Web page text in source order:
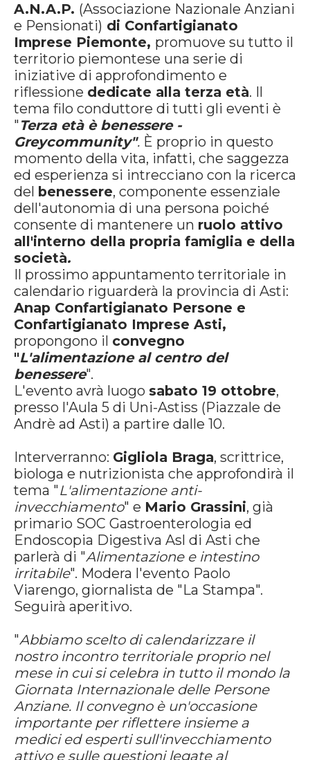
A.N.A.P. (Associazione Nazionale Anziani
e Pensionati) di Confartigianato
Imprese Piemonte, promuove su tutto il
territorio piemontese una serie di
iniziative di approfondimento e
riflessione dedicate alla terza età. Il
tema filo conduttore di tutti gli eventi è
"Terza età è benessere -
Greycommunity". È proprio in questo
momento della vita, infatti, che saggezza
ed esperienza si intrecciano con la ricerca
del benessere, componente essenziale
dell'autonomia di una persona poiché
consente di mantenere un ruolo attivo
all'interno della propria famiglia e della
società.
Il prossimo appuntamento territoriale in
calendario riguarderà la provincia di Asti:
Anap Confartigianato Persone e
Confartigianato Imprese Asti,
propongono il convegno
"L'alimentazione al centro del
benessere".
L'evento avrà luogo sabato 19 ottobre,
presso l'Aula 5 di Uni-Astiss (Piazzale de
Andrè ad Asti) a partire dalle 10.
Interverranno: Gigliola Braga, scrittrice,
biologa e nutrizionista che approfondirà il
tema "L'alimentazione anti-
invecchiamento" e Mario Grassini, già
primario SOC Gastroenterologia ed
Endoscopia Digestiva Asl di Asti che
parlerà di "Alimentazione e intestino
irritabile". Modera l'evento Paolo
Viarengo, giornalista de "La Stampa".
Seguirà aperitivo.
"Abbiamo scelto di calendarizzare il
nostro incontro territoriale proprio nel
mese in cui si celebra in tutto il mondo la
Giornata Internazionale delle Persone
Anziane. Il convegno è un'occasione
importante per riflettere insieme a
medici ed esperti sull'invecchiamento
attivo e sulle questioni legate al